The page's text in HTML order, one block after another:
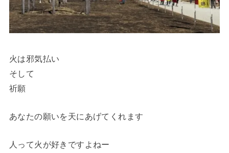
火は邪気払い
そして
祈願
あなたの願いを天にあげてくれます
人って火が好きですよねー